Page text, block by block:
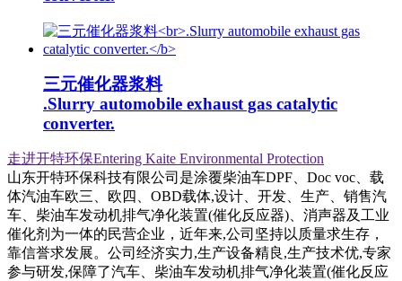
三元催化器浆料
.Slurry automobile exhaust gas catalytic
converter.
走进开特环保Entering Kaite Environmental Protection
山东开特环保科技有限公司是涂覆柴油车DPF、Doc voc、载
体汽油车欧三、欧四、OBD载体,设计、开发、生产、销售汽
车、柴油车发动机排气净化装置(催化反应器)、消声器及工业
催化剂为一体的民营企业，近年来,公司坚持以质量求生存，
靠信誉求发展。公司经济实力,生产设备精良,生产技术优,专家
参与研发,保障了汽车、柴油车发动机排气净化装置(催化反应